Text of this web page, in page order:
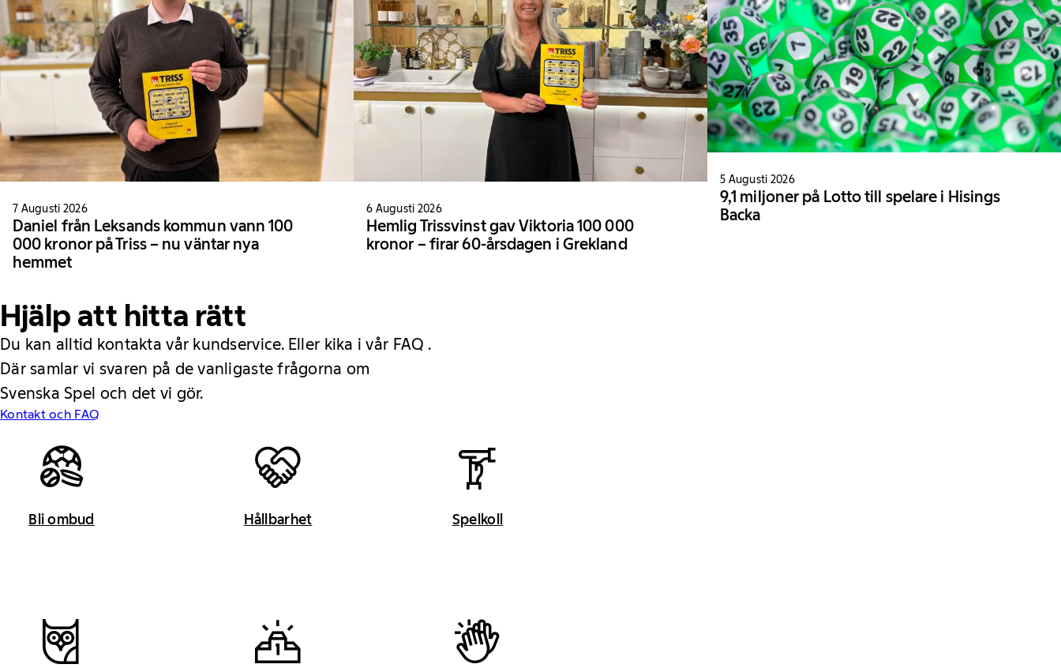
7 Augusti 2026
Daniel från Leksands kommun vann 100
000 kronor på Triss – nu väntar nya
hemmet
6 Augusti 2026
Hemlig Trissvinst gav Viktoria 100 000
kronor – firar 60-årsdagen i Grekland
5 Augusti 2026
9,1 miljoner på Lotto till spelare i Hisings
Backa
Hjälp att hitta rätt
Du kan alltid kontakta vår kundservice. Eller kika i vår FAQ .
Där samlar vi svaren på de vanligaste frågorna om
Svenska Spel och det vi gör.
Kontakt och FAQ
Bli ombud Hållbarhet Spelkoll